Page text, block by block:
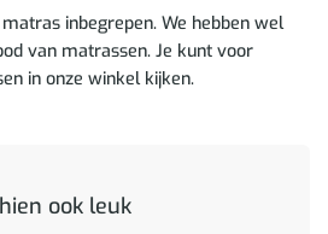
inbegrepen. We hebben wel
van matrassen. Je kunt voor
in onze winkel kijken.
ook leuk